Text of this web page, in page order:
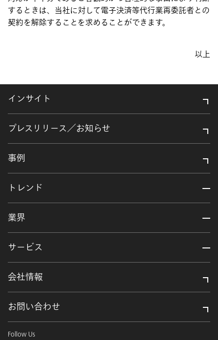
するときは、当社に対して電子決済等代行業再委託者との
契約を解除することを求めることができます。
以上
インサイト
プレスリリース／お知らせ
事例
トレンド
業界
サービス
会社情報
お問い合わせ
Follow Us